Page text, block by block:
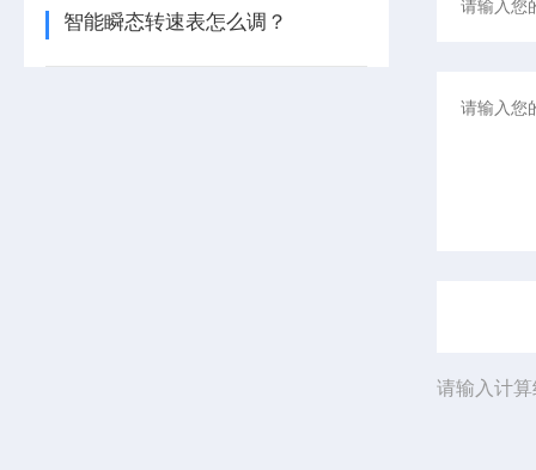
智能瞬态转速表怎么调？
请输入计